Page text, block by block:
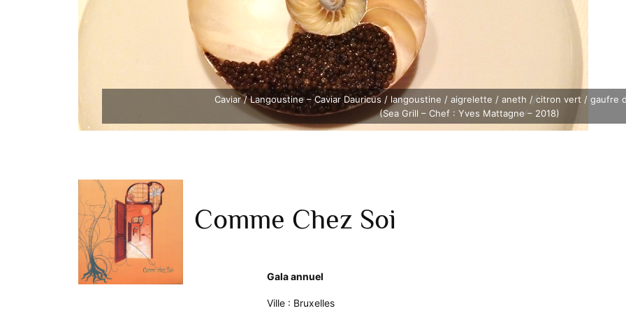
Caviar / Langoustine – Caviar Dauricus / langoustine / aigrelette / aneth / citron vert / gaufre
(Sea Grill – Chef : Yves Mattagne – 2018)
Comme Chez Soi
Gala annuel
Ville : Bruxelles